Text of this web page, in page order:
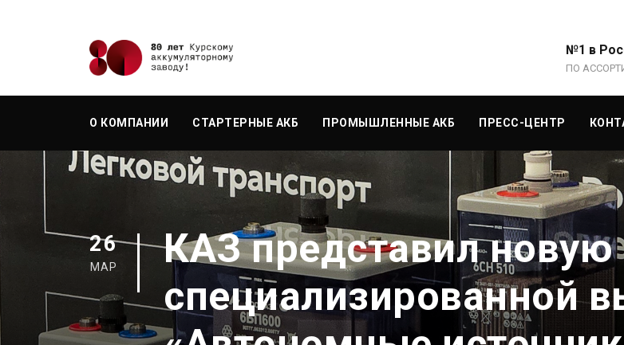
№1 в
ПО
О КОМПАНИИ СТАРТЕРНЫЕ АКБ ПРОМЫШЛЕННЫЕ АКБ ПРЕСС-ЦЕНТР
26
МАР
КАЗ представил
специализированной